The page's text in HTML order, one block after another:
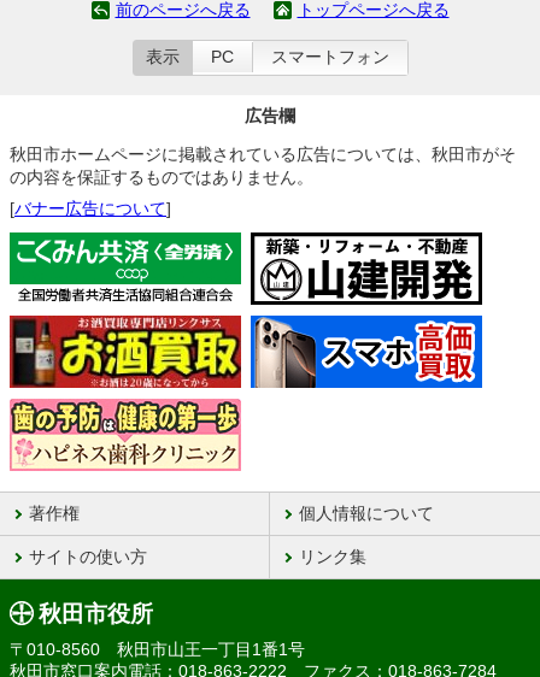
前のページへ戻る トップページへ戻る
表示 PC スマートフォン
広告欄
秋田市ホームページに掲載されている広告については、秋田市がそ
の内容を保証するものではありません。
[バナー広告について]
著作権 個人情報について
サイトの使い方 リンク集
秋田市役所
〒010-8560 秋田市山王一丁目1番1号
秋田市窓口案内電話：018-863-2222 ファクス：018-863-7284